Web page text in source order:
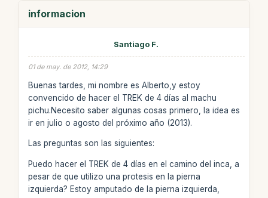
informacion
Santiago F.
01 de may. de 2012, 14:29
Buenas tardes, mi nombre es Alberto,y estoy
convencido de hacer el TREK de 4 días al machu
pichu.Necesito saber algunas cosas primero, la idea es
ir en julio o agosto del próximo año (2013).
Las preguntas son las siguientes:
Puedo hacer el TREK de 4 días en el camino del inca, a
pesar de que utilizo una protesis en la pierna
izquierda? Estoy amputado de la pierna izquierda,